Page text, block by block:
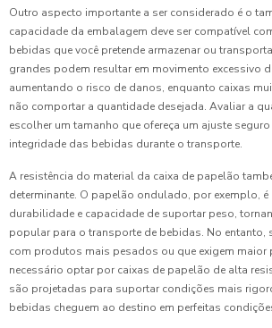
Outro aspecto importante a ser considerado é o
capacidade da embalagem deve ser compatível
bebidas que você pretende armazenar ou
grandes podem resultar em movimento excessivo
aumentando o risco de danos, enquanto caixas
não comportar a quantidade desejada. Avaliar a
escolher um tamanho que ofereça um ajuste
integridade das bebidas durante o transporte.
A resistência do material da caixa de papelão
determinante. O papelão ondulado, por exemplo,
durabilidade e capacidade de suportar peso,
popular para o transporte de bebidas. No entanto,
com produtos mais pesados ou que exigem maior
necessário optar por caixas de papelão de alta
são projetadas para suportar condições mais
bebidas cheguem ao destino em perfeitas